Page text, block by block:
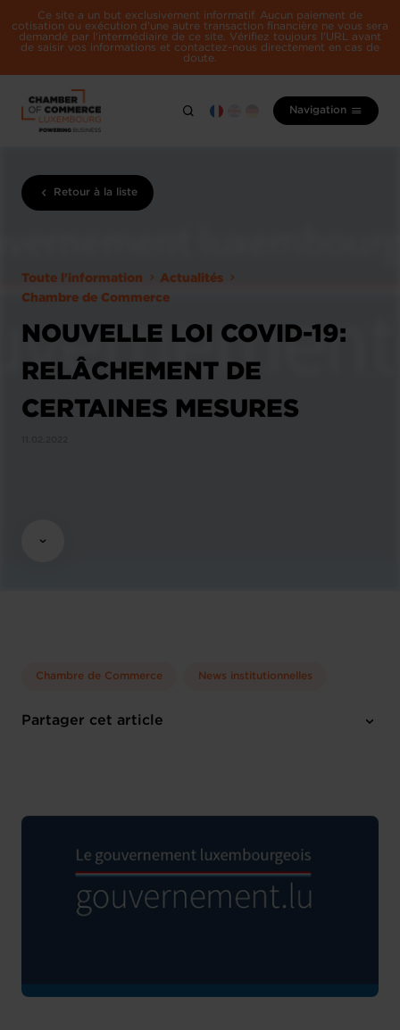
Ce site a un but exclusivement informatif. Aucun paiement de
cotisation ou exécution d'une autre transaction financière ne vous sera
demandé par l'intermédiaire de ce site. Vérifiez toujours l'URL avant
de saisir vos informations et contactez-nous directement en cas de
doute.
Navigation
Retour à la liste
Toute l'information
Actualités
Chambre de Commerce
NOUVELLE LOI COVID-19:
RELÂCHEMENT DE
CERTAINES MESURES
Chambre de Commerce News institutionnelles
Partager cet article